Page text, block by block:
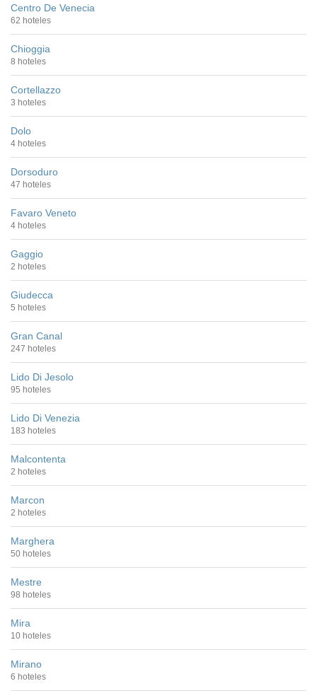
Centro De Venecia
62 hoteles
Chioggia
8 hoteles
Cortellazzo
3 hoteles
Dolo
4 hoteles
Dorsoduro
47 hoteles
Favaro Veneto
4 hoteles
Gaggio
2 hoteles
Giudecca
5 hoteles
Gran Canal
247 hoteles
Lido Di Jesolo
95 hoteles
Lido Di Venezia
183 hoteles
Malcontenta
2 hoteles
Marcon
2 hoteles
Marghera
50 hoteles
Mestre
98 hoteles
Mira
10 hoteles
Mirano
6 hoteles